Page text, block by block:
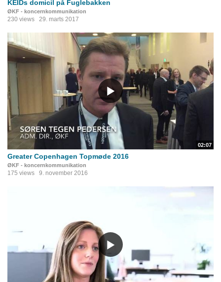
KEIDs domicil på Fuglebakken
ØKF - koncernkommunikation
230 views 29. marts 2017
02:07
Greater Copenhagen Topmøde 2016
ØKF - koncernkommunikation
175 views 9. november 2016